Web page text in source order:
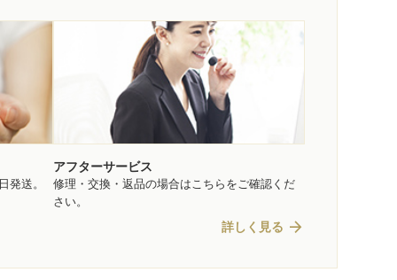
発送。
アフターサービス
修理・交換・返品の場合はこちらをご確認くだ
さい。
詳しく見る arrow_forward